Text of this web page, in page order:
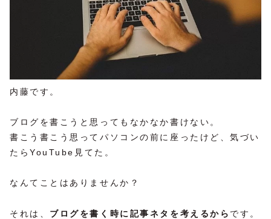
内藤です。
ブログを書こうと思ってもなかなか書けない。
書こう書こう思ってパソコンの前に座ったけど、気づい
たらYouTube見てた。
なんてことはありませんか？
それは、 ブログを書く時に記事ネタを考えるから です。